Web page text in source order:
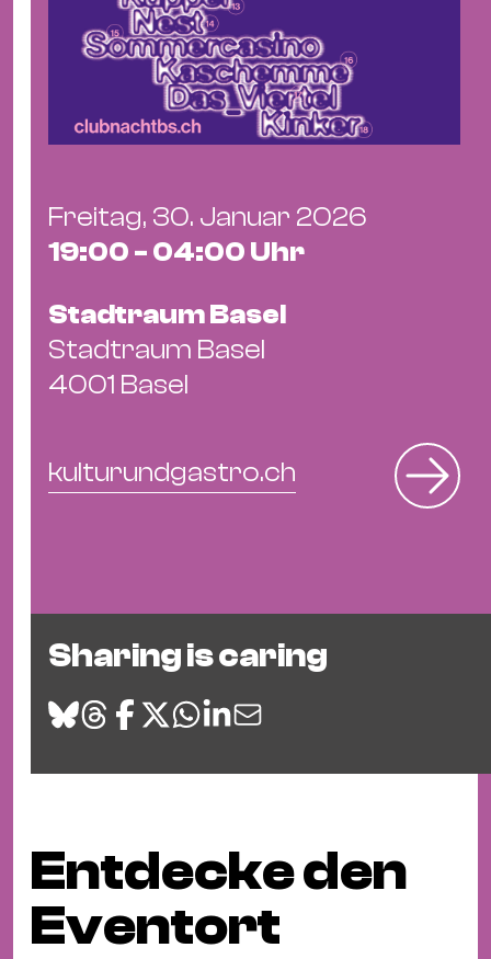
Freitag, 30. Januar 2026
19:00 - 04:00 Uhr
Stadtraum Basel
Stadtraum Basel
4001 Basel
kulturundgastro.ch
Sharing is caring
Entdecke den
Eventort